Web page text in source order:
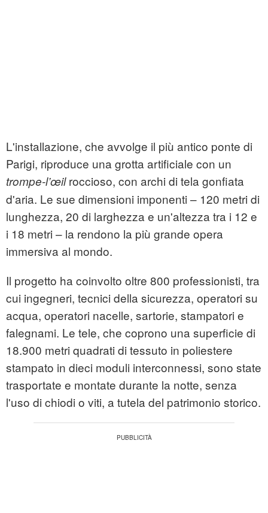
L'installazione, che avvolge il più antico ponte di
Parigi, riproduce una grotta artificiale con un
trompe-l’œilroccioso, con archi di tela gonfiata
d'aria. Le sue dimensioni imponenti – 120 metri di
lunghezza, 20 di larghezza e un'altezza tra i 12 e
i 18 metri – la rendono la più grande opera
immersiva al mondo.
Il progetto ha coinvolto oltre 800 professionisti, tra
cui ingegneri, tecnici della sicurezza, operatori su
acqua, operatori nacelle, sartorie, stampatori e
falegnami. Le tele, che coprono una superficie di
18.900 metri quadrati di tessuto in poliestere
stampato in dieci moduli interconnessi, sono state
trasportate e montate durante la notte, senza
l'uso di chiodi o viti, a tutela del patrimonio storico.